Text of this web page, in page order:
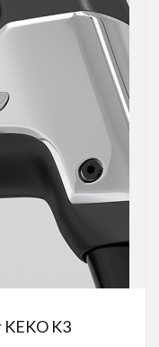
KEKO K3